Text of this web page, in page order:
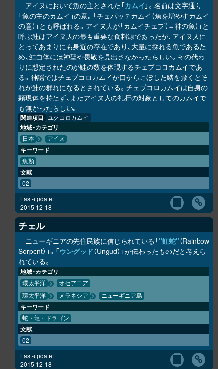
アイヌにおいて魚の主とされた「カムイ 」。名前は文字通り
「魚の主のカムイ」の意。「チェパッテカムイ（魚を増やすカムイ
の意）」とも呼ばれる。アイヌ人が「カムイチェプ（＝神の魚）」と
呼ぶ鮭はアイヌ人の最も重要な食料源であったが、アイヌ人に
とってあまりにも身近の存在であり、大量に採れる魚であるた
め、鮭自体には神聖や畏敬を見出さなかったらしい。その代わ
りに想定されたのが鮭の数を体現するチェプコ ロカムイであ
る。神謡ではチェプコ ロカムイが口からこぼした鱗を撒くとそ
れが鮭の群れになるとされている。チェプコ ロカムイは自身の
顕現体を持たず、またアイヌ人の礼拝の対象としてのカムイで
も無かったらしい。
関連項目 ユ ク コ ロカムイ
地域・カテゴリ
日本 アイヌ
キーワード
魚類
文献
02
Last-update:
2015-12-18
チェル
ニューギニアの先住民族に信じられている「"虹蛇"（Rainbow
Serpent）」。「ウングッド（Ungud）」が伝わったものだと考えら
れている。
地域・カテゴリ
環太平洋
オセアニア
環太平洋
メラネシア ニューギニア島
キーワード
蛇・龍・ドラゴン
文献
02
Last-update:
2015-12-18